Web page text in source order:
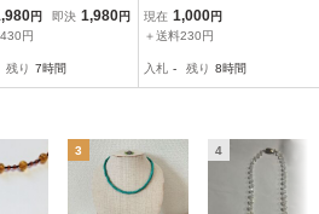
が施した逸品！ハ
トトルコネックレ
円 即決 1,980円
円
残り 7時間
鳥紋 古玉掛飾 骨董 装身
具 時代物 古玉 翡翠 古玩
旧家蔵出し XD00121
現在 1,000円
＋送料230円
入札 - 残り 8時間
3 4